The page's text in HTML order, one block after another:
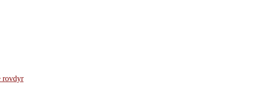
rovdyr